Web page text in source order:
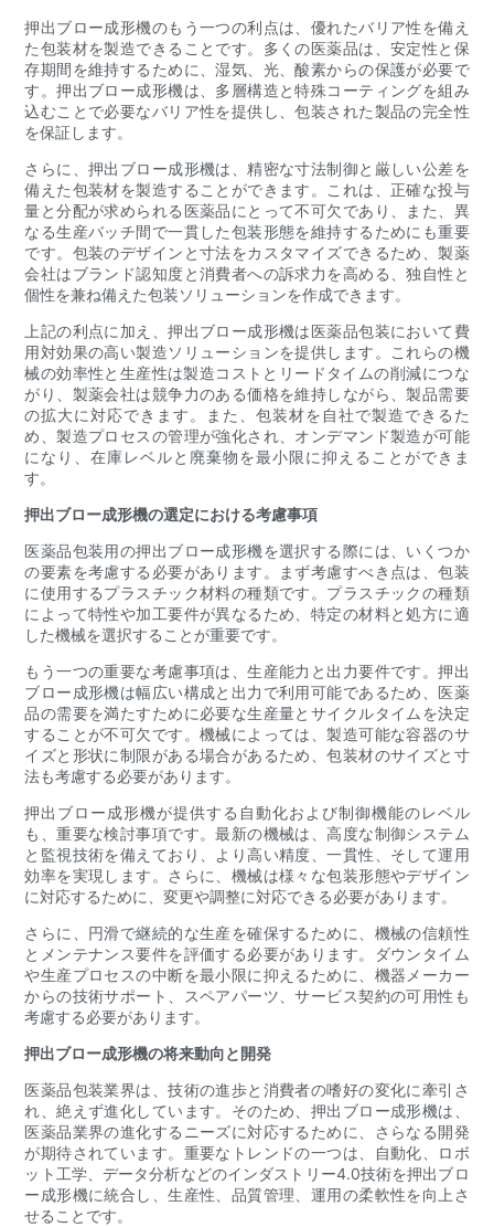
押出ブロー成形機のもう一つの利点は、優れたバリア性を備え
た包装材を製造できることです。多くの医薬品は、安定性と保
存期間を維持するために、湿気、光、酸素からの保護が必要で
す。押出ブロー成形機は、多層構造と特殊コーティングを組み
込むことで必要なバリア性を提供し、包装された製品の完全性
を保証します。
さらに、押出ブロー成形機は、精密な寸法制御と厳しい公差を
備えた包装材を製造することができます。これは、正確な投与
量と分配が求められる医薬品にとって不可欠であり、また、異
なる生産バッチ間で一貫した包装形態を維持するためにも重要
です。包装のデザインと寸法をカスタマイズできるため、製薬
会社はブランド認知度と消費者への訴求力を高める、独自性と
個性を兼ね備えた包装ソリューションを作成できます。
上記の利点に加え、押出ブロー成形機は医薬品包装において費
用対効果の高い製造ソリューションを提供します。これらの機
械の効率性と生産性は製造コストとリードタイムの​​削減につな
がり、製薬会社は競争力のある価格を維持しながら、製品需要
の拡大に対応できます。また、包装材を自社で製造できるた
め、製造プロセスの管理が強化され、オンデマンド製造が可能
になり、在庫レベルと廃棄物を最小限に抑えることができま
す。
押出ブロー成形機の選定における考慮事項
医薬品包装用の押出ブロー成形機を選択する際には、いくつか
の要素を考慮する必要があります。まず考慮すべき点は、包装
に使用するプラスチック材料の種類です。プラスチックの種類
によって特性や加工要件が異なるため、特定の材料と処方に適
した機械を選択することが重要です。
もう一つの重要な考慮事項は、生産能力と出力要件です。押出
ブロー成形機は幅広い構成と出力で利用可能であるため、医薬
品の需要を満たすために必要な生産量とサイクルタイムを決定
することが不可欠です。機械によっては、製造可能な容器のサ
イズと形状に制限がある場合があるため、包装材のサイズと寸
法も考慮する必要があります。
押出ブロー成形機が提供する自動化および制御機能のレベル
も、重要な検討事項です。最新の機械は、高度な制御システム
と監視技術を備えており、より高い精度、一貫性、そして運用
効率を実現します。さらに、機械は様々な包装形態やデザイン
に対応するために、変更や調整に対応できる必要があります。
さらに、円滑で継続的な生産を確保するために、機械の信頼性
とメンテナンス要件を評価する必要があります。ダウンタイム
や生産プロセスの中断を最小限に抑えるために、機器メーカー
からの技術サポート、スペアパーツ、サービス契約の可用性も
考慮する必要があります。
押出ブロー成形機の将来動向と開発
医薬品包装業界は、技術の進歩と消費者の嗜好の変化に牽引さ
れ、絶えず進化しています。そのため、押出ブロー成形機は、
医薬品業界の進化するニーズに対応するために、さらなる開発
が期待されています。重要なトレンドの一つは、自動化、ロボ
ット工学、データ分析などのインダストリー4.0技術を押出ブロ
ー成形機に統合し、生産性、品質管理、運用の柔軟性を向上さ
せることです。